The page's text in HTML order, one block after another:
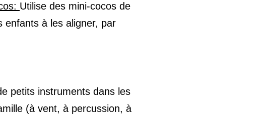
Utilise des mini-cocos de
enfants à les aligner, par
petits instruments dans les
(à vent, à percussion, à